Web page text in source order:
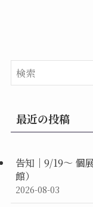
最近の投稿
告知｜9/19〜 個
館）
2026-08-03